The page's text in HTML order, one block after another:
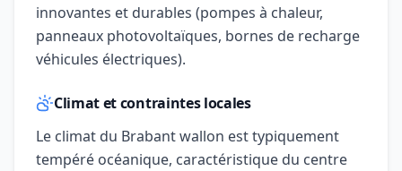
innovantes et durables (pompes à chaleur,
panneaux photovoltaïques, bornes de recharge
véhicules électriques).
Climat et contraintes locales
Le climat du Brabant wallon est typiquement
tempéré océanique, caractéristique du centre